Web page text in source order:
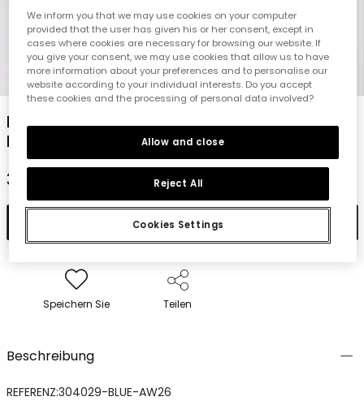
1 2 3 4 5 6
Blaue Denim-Hose für Mädchen mit
Blumenflicken
35,95 €
In den Warenkorb
Speichern Sie Teilen
Beschreibung
REFERENZ:304029-BLUE-AW26
We inform you that we may use cookies on your computer
provided that the user has given his or her consent, except in
cases where cookies are necessary for browsing our website. If
you give your consent, we may use cookies that allow us to have
more information about your preferences and to personalise our
website according to your individual interests. Do you accept
these cookies and the processing of personal data involved?
Cookies Settings
Reject All
Allow and close